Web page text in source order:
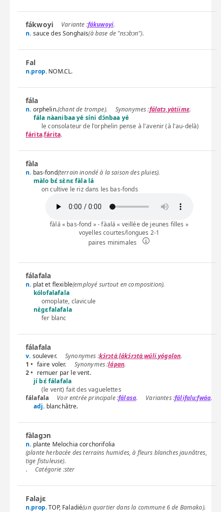
fákwoyi fákuwoyi.
n. sauce des Songhaïs(à base de "nsɔbɔn").
Fal
n.prop. NOM.CL.
fála
n. orphelin.(chant de trompe). fálatɔ,yàtiimɛ.
fála nàanibaa yé síni dɔ́nbaa yé
le consolateur de l'orphelin pense à l'avenir (à l'au-delà)
fárita.fárita.
fàla
n. bas-fond(terrain inondé à la saison des pluies).
màlo bɛ́ sɛ̀nɛ fàla lá
on cultive le riz dans les bas-fonds
fàlá « bas-fond » - fàalá « veillée de jeunes filles »
voyelles courtes/longues 2-1
paires minimales
fálafala
n. plat et flexible(employé surtout en composition).
kólofalafala
omoplate, clavicule
nɛ̀gɛfalafala
fer blanc
fálafala
v. soulever. kɔ́rɔtà,lákɔ́rɔtà,wúli,yógolon.
1 • faire voler. lápan.
2 • remuer par le vent.
jí bɛ́ fálafala
(le vent) fait des vaguelettes
fálafala
fálasa. fálifalu;fwáa.
adj. blanchâtre.
fàlagɔn
n. plante Melochia corchorifolia
(plante herbacée des terrains humides, à fleurs blanches jaunâtres,
tige fistuleuse).
.
ster
Falajɛ
n.prop.TOP, Faladié(un quartier dans la commune 6 de Bamako).